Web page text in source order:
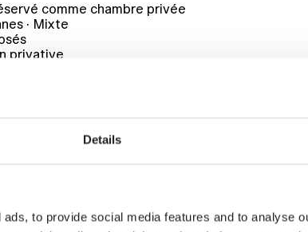
Details
to provide social media features and to analyse
comme chambre privée
· Mixte
privative